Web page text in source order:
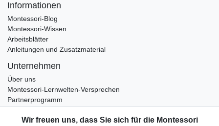
Informationen
Montessori-Blog
Montessori-Wissen
Arbeitsblätter
Anleitungen und Zusatzmaterial
Unternehmen
Über uns
Montessori-Lernwelten-Versprechen
Partnerprogramm